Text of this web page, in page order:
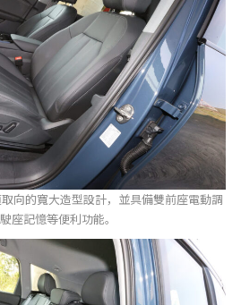
向的寬大造型設計，並具備雙前座電動調
座記憶等便利功能。